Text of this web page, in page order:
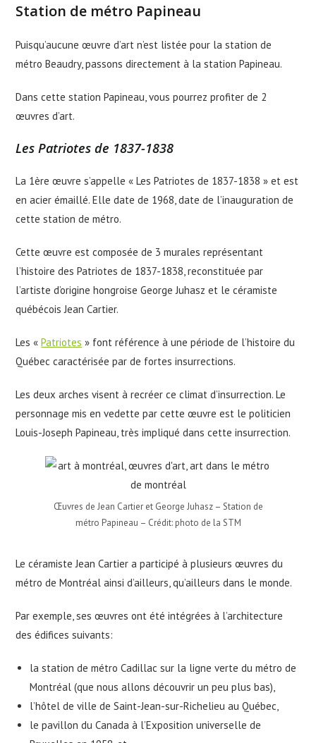
Station de métro Papineau
Puisqu’aucune œuvre d’art n’est listée pour la station de
métro Beaudry, passons directement à la station Papineau.
Dans cette station Papineau, vous pourrez profiter de 2
œuvres d’art.
Les Patriotes de 1837-1838
La 1ère œuvre s’appelle « Les Patriotes de 1837-1838 » et est
en acier émaillé. Elle date de 1968, date de l’inauguration de
cette station de métro.
Cette œuvre est composée de 3 murales représentant
l’histoire des Patriotes de 1837-1838, reconstituée par
l’artiste d’origine hongroise George Juhasz et le céramiste
québécois Jean Cartier.
Les «Patriotes » font référence à une période de l’histoire du
Québec caractérisée par de fortes insurrections.
Les deux arches visent à recréer ce climat d’insurrection. Le
personnage mis en vedette par cette œuvre est le politicien
Louis-Joseph Papineau, très impliqué dans cette insurrection.
Œuvres de Jean Cartier et George Juhasz – Station de
métro Papineau – Crédit: photo de la STM
Le céramiste Jean Cartier a participé à plusieurs œuvres du
métro de Montréal ainsi d’ailleurs, qu’ailleurs dans le monde.
Par exemple, ses œuvres ont été intégrées à l’architecture
des édifices suivants:
la station de métro Cadillac sur la ligne verte du métro de
Montréal (que nous allons découvrir un peu plus bas),
l’hôtel de ville de Saint-Jean-sur-Richelieu au Québec,
le pavillon du Canada à l’Exposition universelle de